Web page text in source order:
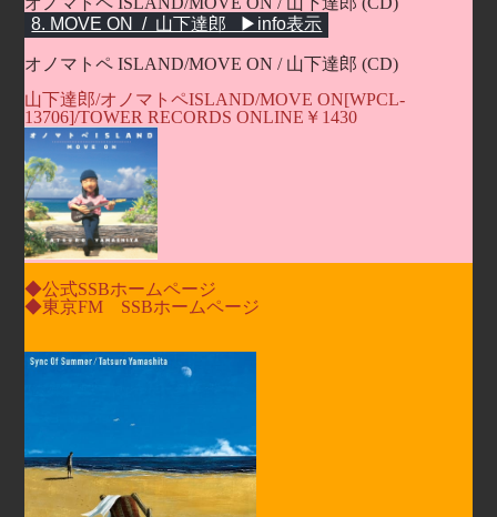
オノマトペ ISLAND/MOVE ON / 山下達郎 (CD)
山下達郎/オノマトペISLAND/MOVE ON[WPCL-
13706]/TOWER RECORDS ONLINE￥1430
◆公式SSBホームページ
◆東京FM SSBホームページ